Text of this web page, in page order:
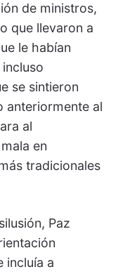
de ministros,
que llevaron a
le habían
se sintieron
anteriormente al
al
en
tradicionales
Paz
incluía a